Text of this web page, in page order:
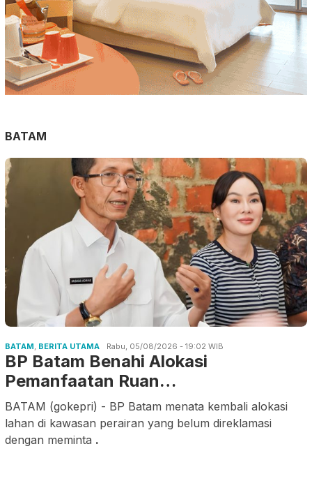
BATAM
BATAM, BERITA UTAMA Rabu, 05/08/2026 - 19:02 WIB
BP Batam Benahi Alokasi
Pemanfaatan Ruan…
BATAM (gokepri) - BP Batam menata kembali alokasi
lahan di kawasan perairan yang belum direklamasi
dengan meminta .